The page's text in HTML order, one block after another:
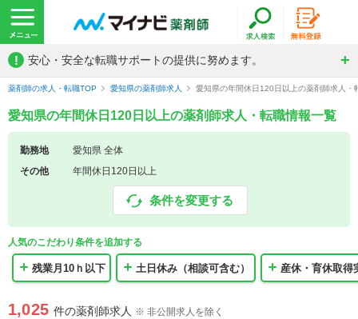
! 安心・安全な転職サポートの提供に努めます。
薬剤師の求人・転職TOP 愛知県の薬剤師求人 愛知県の年間休日120日以上の薬剤師求人・
愛知県の年間休日120日以上の薬剤師求人・転職情報一覧
勤務地
愛知県 全体
その他
年間休日120日以上
条件を変更する
人気のこだわり条件を追加する
残業月10ｈ以下 土日休み（相談可含む） 産休・育休取得
1,025 件の薬剤師求人 ※ 非公開求人を除く